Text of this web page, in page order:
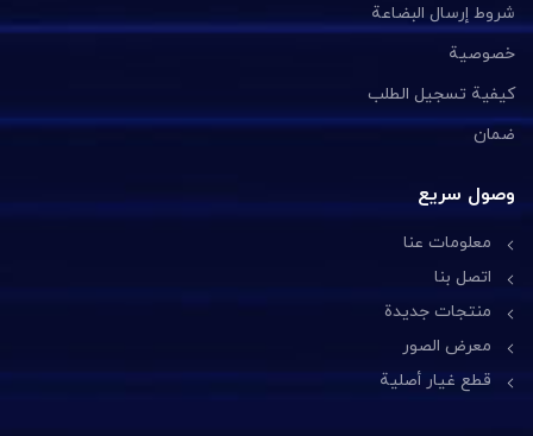
شروط إرسال البضاعة
خصوصية
كيفية تسجيل الطلب
ضمان
وصول سريع
معلومات عنا
اتصل بنا
منتجات جديدة
معرض الصور
قطع غيار أصلية